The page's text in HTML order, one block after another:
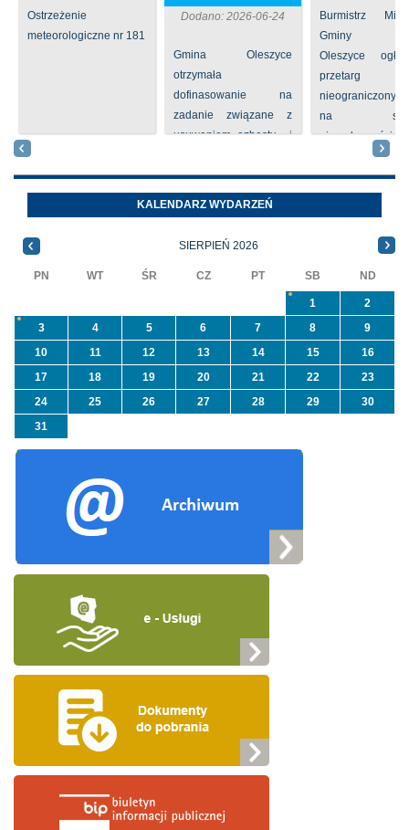
Ostrzeżenie
meteorologiczne nr 181
Dodano: 2026-06-24
Gmina Oleszyce
otrzymała
dofinasowanie na
zadanie związane z
usuwaniem azbestu i
azbest w ramach
programu
priorytetowego
NFOŚiGW pn.
Burmistrz
Gminy
Oleszyce
przetarg
nieograniczony
na
nieruchomości nr
Oleszycach
Orzeszkowej.
informacji ...
KALENDARZ WYDARZEŃ
SIERPIEŃ 2026
PN WT ŚR CZ PT SB ND
1
2
3
4 5 6 7 8
9
10
11 12 13 14 15
16
17
18 19 20 21 22
23
24
25 26 27 28 29
30
31